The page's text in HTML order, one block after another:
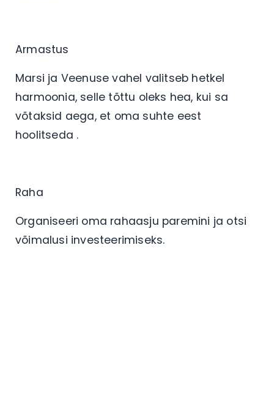
Armastus
Marsi ja Veenuse vahel valitseb hetkel
harmoonia, selle tõttu oleks hea, kui sa
võtaksid aega, et oma suhte eest
hoolitseda .
Raha
Organiseeri oma rahaasju paremini ja otsi
võimalusi investeerimiseks.